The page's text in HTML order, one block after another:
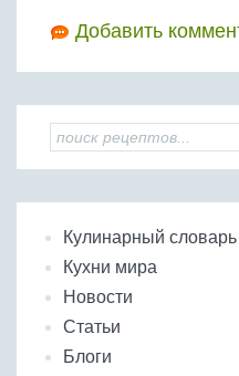
Добавить
Кулинарный словарь
Кухни мира
Новости
Статьи
Блоги